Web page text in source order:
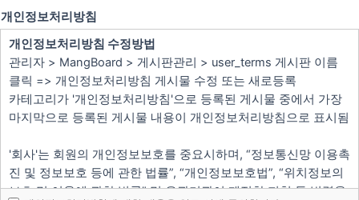
다.
제 2 조 (정의)
이 약관에서 사용하는 용어의 정의는 다음과 같습니다.
①"서비스"라 함은 구현되는 단말기(PC, TV, 휴대형단말기 등의
000 및 000 관련 제반 서비스를 의미합니다.
②"회원"이라 함은 회사의 "서비스"에 접속하여 이 약관에 따라
"회사"와 이용계약을 체결하고 "회사"가 제공하는 "서비스"를 이
개인정보처리방침
개인정보처리방침 수정방법
관리자 > MangBoard > 게시판관리 > user_terms 게시판 이름
클릭 => 개인정보처리방침 게시물 수정 또는 새로등록
카테고리가 '개인정보처리방침'으로 등록된 게시물 중에서 가장
마지막으로 등록된 게시물 내용이 개인정보처리방침으로 표시됨
'회사'는 회원의 개인정보보호를 중요시하며, “정보통신망 이용촉
진 및 정보보호 등에 관한 법률”, “개인정보보호법”, “위치정보의
보호 및 이용에 관한 법률” 및 유관기관이 제정한 지침 등 법령을